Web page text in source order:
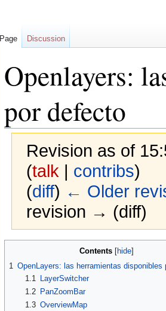
Openlayers:
por defecto
Revision as of
(talk | contribs)
(diff) ← Older
revision → (diff)
navigation
search
Contents
1 OpenLayers: las herramientas disponibles
1.1
LayerSwitcher
1.2
PanZoomBar
1.3 OverviewMap
Page Discussion